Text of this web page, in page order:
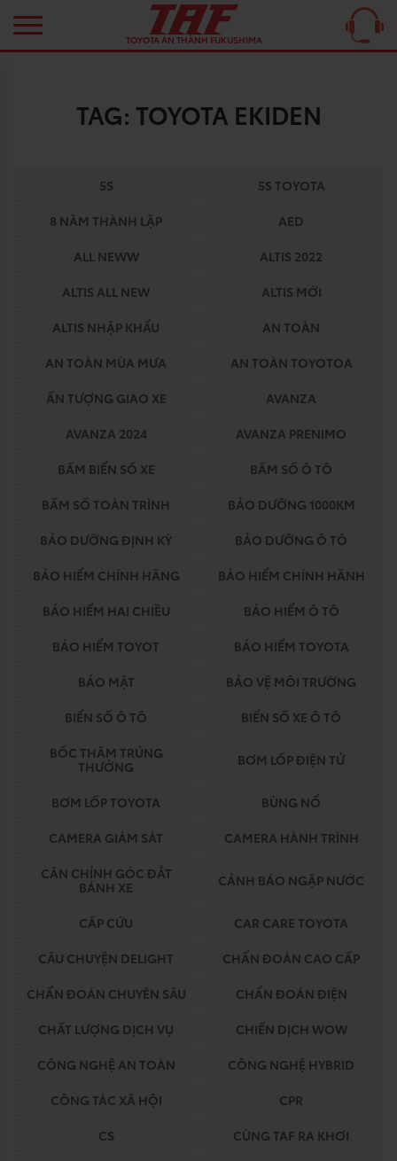
TOYOTA AN THÀNH FUKUSHIMA
TAG: TOYOTA EKIDEN
5S
5S TOYOTA
8 NĂM THÀNH LẬP
AED
ALL NEWW
ALTIS 2022
ALTIS ALL NEW
ALTIS MỚI
ALTIS NHẬP KHẨU
AN TOÀN
AN TOÀN MÙA MƯA
AN TOÀN TOYOTOA
ẤN TƯỢNG GIAO XE
AVANZA
AVANZA 2024
AVANZA PRENIMO
BẤM BIỂN SỐ XE
BẤM SỐ Ô TÔ
BẤM SỐ TOÀN TRÌNH
BẢO DƯỠNG 1000KM
BẢO DƯỠNG ĐỊNH KỲ
BẢO DƯỠNG Ô TÔ
BẢO HIỂM CHÍNH HÃNG
BẢO HIỂM CHÍNH HÃNH
BẢO HIỂM HAI CHIỀU
BẢO HIỂM Ô TÔ
BẢO HIỂM TOYOT
BẢO HIỂM TOYOTA
BẢO MẬT
BẢO VỆ MÔI TRƯỜNG
BIỂN SỐ Ô TÔ
BIỂN SỐ XE Ô TÔ
BỐC THĂM TRÚNG
THƯỞNG
BƠM LỐP ĐIỆN TỬ
BƠM LỐP TOYOTA
BÙNG NỔ
CAMERA GIÁM SÁT
CAMERA HÀNH TRÌNH
CÂN CHỈNH GÓC ĐẮT
BÁNH XE
CẢNH BÁO NGẬP NƯỚC
CẤP CỨU
CAR CARE TOYOTA
CÂU CHUYỆN DELIGHT
CHẨN ĐOÁN CAO CẤP
CHẨN ĐOÁN CHUYÊN SÂU
CHẨN ĐOÁN ĐIỆN
CHẤT LƯỢNG DỊCH VỤ
CHIẾN DỊCH WOW
CÔNG NGHỆ AN TOÀN
CÔNG NGHỆ HYBRID
CÔNG TÁC XÃ HỘI
CPR
CS
CÙNG TAF RA KHƠI